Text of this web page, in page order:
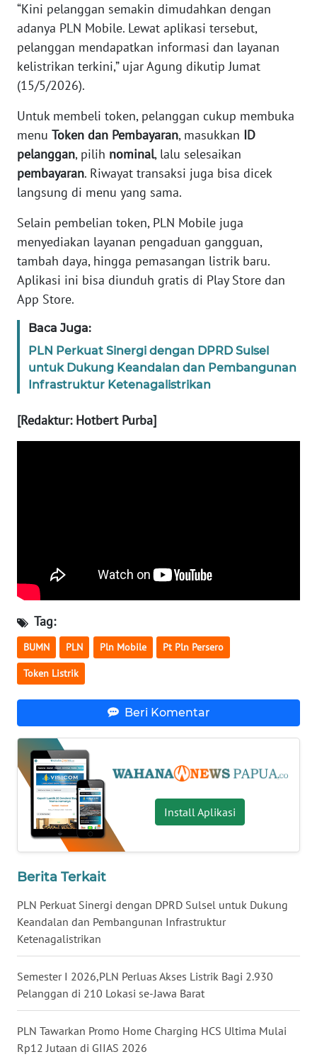
“Kini pelanggan semakin dimudahkan dengan
adanya PLN Mobile. Lewat aplikasi tersebut,
pelanggan mendapatkan informasi dan layanan
kelistrikan terkini,” ujar Agung dikutip Jumat
(15/5/2026).
Untuk membeli token, pelanggan cukup membuka
menu Token dan Pembayaran, masukkan ID
pelanggan, pilih nominal, lalu selesaikan
pembayaran. Riwayat transaksi juga bisa dicek
langsung di menu yang sama.
Selain pembelian token, PLN Mobile juga
menyediakan layanan pengaduan gangguan,
tambah daya, hingga pemasangan listrik baru.
Aplikasi ini bisa diunduh gratis di Play Store dan
App Store.
Baca Juga:
PLN Perkuat Sinergi dengan DPRD Sulsel
untuk Dukung Keandalan dan Pembangunan
Infrastruktur Ketenagalistrikan
[Redaktur: Hotbert Purba]
Tag:
BUMN PLN Pln Mobile Pt Pln Persero
Token Listrik
Beri Komentar
Install Aplikasi
Berita Terkait
PLN Perkuat Sinergi dengan DPRD Sulsel untuk Dukung
Keandalan dan Pembangunan Infrastruktur
Ketenagalistrikan
Semester I 2026,PLN Perluas Akses Listrik Bagi 2.930
Pelanggan di 210 Lokasi se-Jawa Barat
PLN Tawarkan Promo Home Charging HCS Ultima Mulai
Rp12 Jutaan di GIIAS 2026
News
Regional
WN
WN
JAKARTA
WN
JABAR
WN
BANTEN
NTT
WN
WN
PAPUA
WN
PAPUA
WN
JAMBI
WN
SULTRA
WN
SULTENG
WN
SULBAR
BABEL
SUMBAR
SUMSEL
BENGKULU